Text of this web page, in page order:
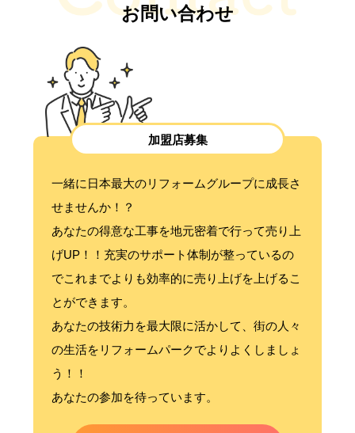
お問い合わせ
加盟店募集
一緒に日本最大のリフォームグループに成長さ
せませんか！？
あなたの得意な工事を地元密着で行って売り上
げUP！！充実のサポート体制が整っているの
でこれまでよりも効率的に売り上げを上げるこ
とができます。
あなたの技術力を最大限に活かして、街の人々
の生活をリフォームパークでよりよくしましょ
う！！
あなたの参加を待っています。